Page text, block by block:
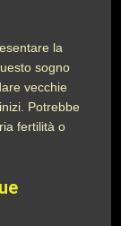
la
sogno
vecchie
Potrebbe
fertilità o